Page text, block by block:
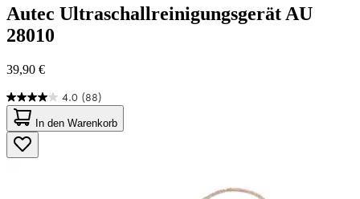
Autec Ultraschallreinigungsgerät AU
28010
39,90 €
4.0 (88)
4.0
von
5
Sternen.
88
In den Warenkorb